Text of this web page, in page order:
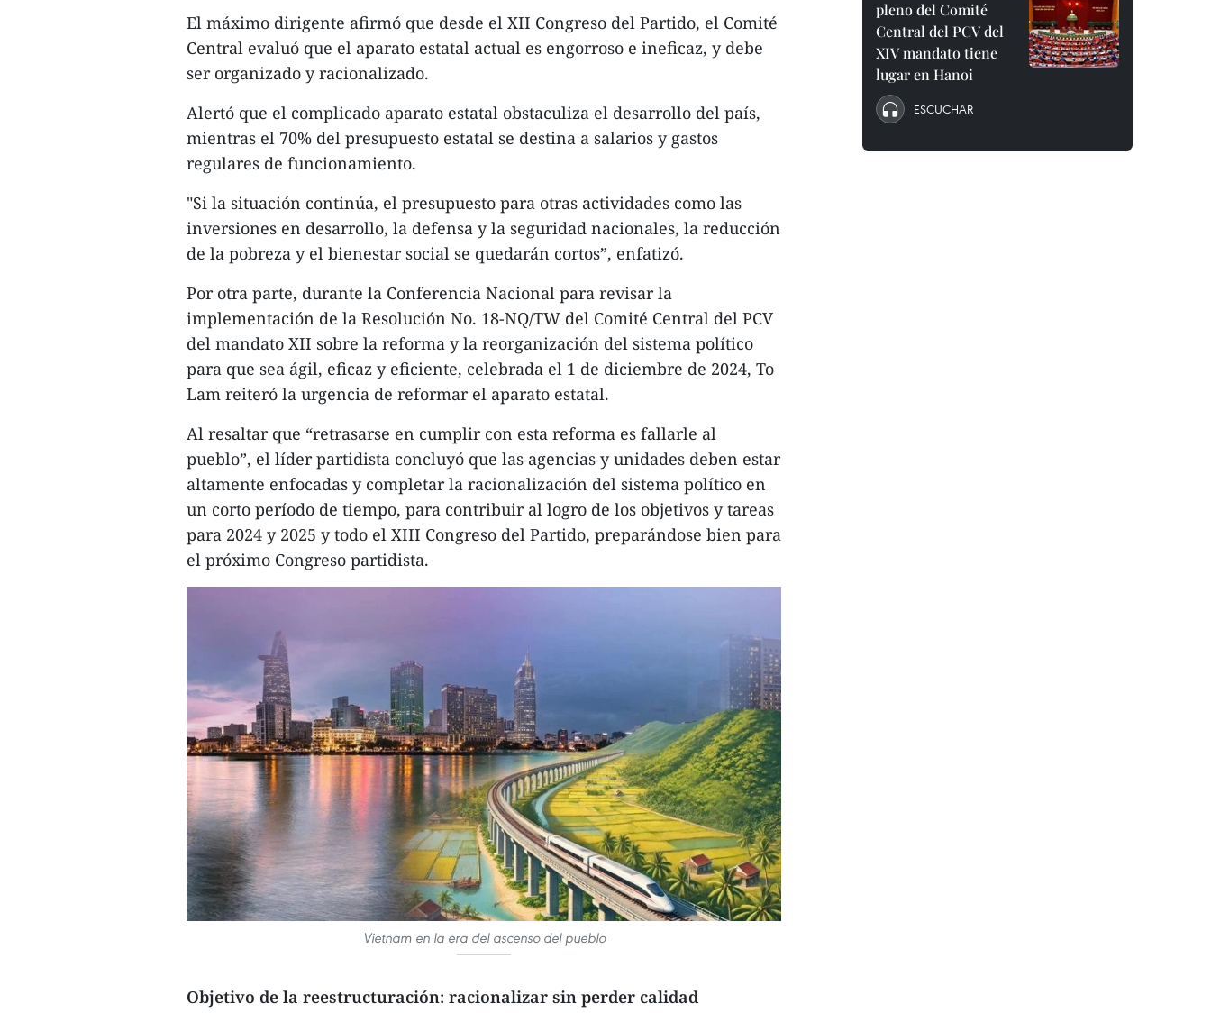
El máximo dirigente afirmó que desde el XII Congreso del Partido, el Comité
Central evaluó que el aparato estatal actual es engorroso e ineficaz, y debe
ser organizado y racionalizado.
Alertó que el complicado aparato estatal obstaculiza el desarrollo del país,
mientras el 70% del presupuesto estatal se destina a salarios y gastos
regulares de funcionamiento.
"Si la situación continúa, el presupuesto para otras actividades como las
inversiones en desarrollo, la defensa y la seguridad nacionales, la reducción
de la pobreza y el bienestar social se quedarán cortos”, enfatizó.
Por otra parte, durante la Conferencia Nacional para revisar la
implementación de la Resolución No. 18-NQ/TW del Comité Central del PCV
del mandato XII sobre la reforma y la reorganización del sistema político
para que sea ágil, eficaz y eficiente, celebrada el 1 de diciembre de 2024, To
Lam reiteró la urgencia de reformar el aparato estatal.
Al resaltar que “retrasarse en cumplir con esta reforma es fallarle al
pueblo”, el líder partidista concluyó que las agencias y unidades deben estar
altamente enfocadas y completar la racionalización del sistema político en
un corto período de tiempo, para contribuir al logro de los objetivos y tareas
para 2024 y 2025 y todo el XIII Congreso del Partido, preparándose bien para
el próximo Congreso partidista.
Vietnam en la era del ascenso del pueblo
Objetivo de la reestructuración: racionalizar sin perder calidad
pleno del Comité
Central del PCV del
XIV mandato tiene
lugar en Hanoi
ESCUCHAR